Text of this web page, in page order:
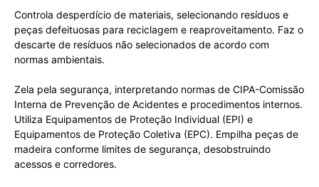
Controla desperdício de materiais, selecionando resíduos e
peças defeituosas para reciclagem e reaproveitamento. Faz o
descarte de resíduos não selecionados de acordo com
normas ambientais.
Zela pela segurança, interpretando normas de CIPA-Comissão
Interna de Prevenção de Acidentes e procedimentos internos.
Utiliza Equipamentos de Proteção Individual (EPI) e
Equipamentos de Proteção Coletiva (EPC). Empilha peças de
madeira conforme limites de segurança, desobstruindo
acessos e corredores.